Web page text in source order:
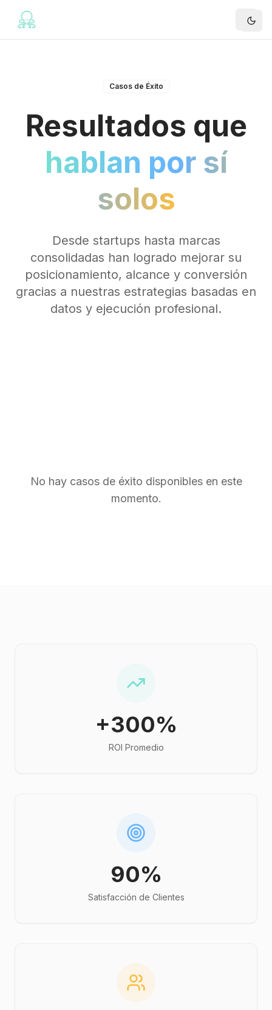
Casos de Éxito
Resultados que
hablan por sí
solos
Desde startups hasta marcas
consolidadas han logrado mejorar su
posicionamiento, alcance y conversión
gracias a nuestras estrategias basadas en
datos y ejecución profesional.
No hay casos de éxito disponibles en este
momento.
+300%
ROI Promedio
90%
Satisfacción de Clientes